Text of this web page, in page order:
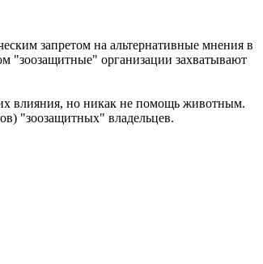
запретом на альтернативные мнения в
"зоозащитные" организации захватывают
влияния, но никак не помощь животным.
"зоозащитных" владельцев.